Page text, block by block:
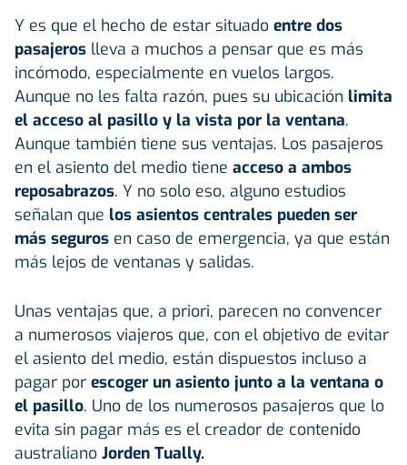
Y es que el hecho de estar situado entre dos
pasajeros lleva a muchos a pensar que es más
incómodo, especialmente en vuelos largos.
Aunque no les falta razón, pues su ubicación limita
el acceso al pasillo y la vista por la ventana.
Aunque también tiene sus ventajas. Los pasajeros
en el asiento del medio tiene acceso a ambos
reposabrazos. Y no solo eso, alguno estudios
señalan que los asientos centrales pueden ser
más seguros en caso de emergencia, ya que están
más lejos de ventanas y salidas.
Unas ventajas que, a priori, parecen no convencer
a numerosos viajeros que, con el objetivo de evitar
el asiento del medio, están dispuestos incluso a
pagar por escoger un asiento junto a la ventana o
el pasillo. Uno de los numerosos pasajeros que lo
evita sin pagar más es el creador de contenido
australiano Jorden Tually.